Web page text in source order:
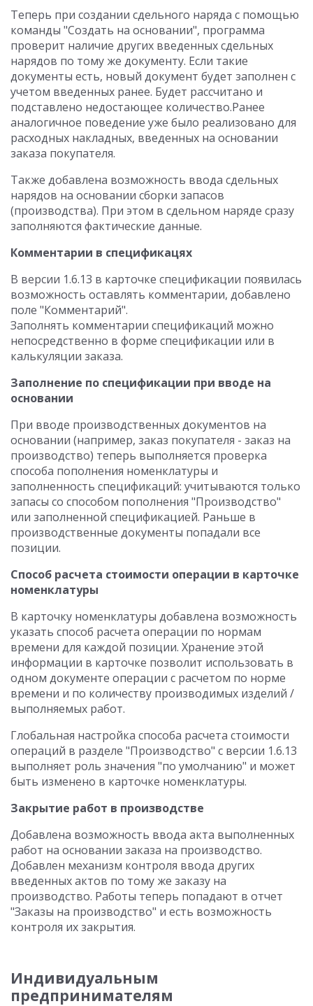
Теперь при создании сдельного наряда с помощью
команды "Создать на основании", программа
проверит наличие других введенных сдельных
нарядов по тому же документу. Если такие
документы есть, новый документ будет заполнен с
учетом введенных ранее. Будет рассчитано и
подставлено недостающее количество.Ранее
аналогичное поведение уже было реализовано для
расходных накладных, введенных на основании
заказа покупателя.
Также добавлена возможность ввода сдельных
нарядов на основании сборки запасов
(производства). При этом в сдельном наряде сразу
заполняются фактические данные.
Комментарии в спецификацях
В версии 1.6.13 в карточке спецификации появилась
возможность оставлять комментарии, добавлено
поле "Комментарий".
Заполнять комментарии спецификаций можно
непосредственно в форме спецификации или в
калькуляции заказа.
Заполнение по спецификации при вводе на
основании
При вводе производственных документов на
основании (например, заказ покупателя - заказ на
производство) теперь выполняется проверка
способа пополнения номенклатуры и
заполненность спецификаций: учитываются только
запасы со способом пополнения "Производство"
или заполненной спецификацией. Раньше в
производственные документы попадали все
позиции.
Способ расчета стоимости операции в карточке
номенклатуры
В карточку номенклатуры добавлена возможность
указать способ расчета операции по нормам
времени для каждой позиции. Хранение этой
информации в карточке позволит использовать в
одном документе операции с расчетом по норме
времени и по количеству производимых изделий /
выполняемых работ.
Глобальная настройка способа расчета стоимости
операций в разделе "Производство" с версии 1.6.13
выполняет роль значения "по умолчанию" и может
быть изменено в карточке номенклатуры.
Закрытие работ в производстве
Добавлена возможность ввода акта выполненных
работ на основании заказа на производство.
Добавлен механизм контроля ввода других
введенных актов по тому же заказу на
производство. Работы теперь попадают в отчет
"Заказы на производство" и есть возможность
контроля их закрытия.
Индивидуальным
предпринимателям